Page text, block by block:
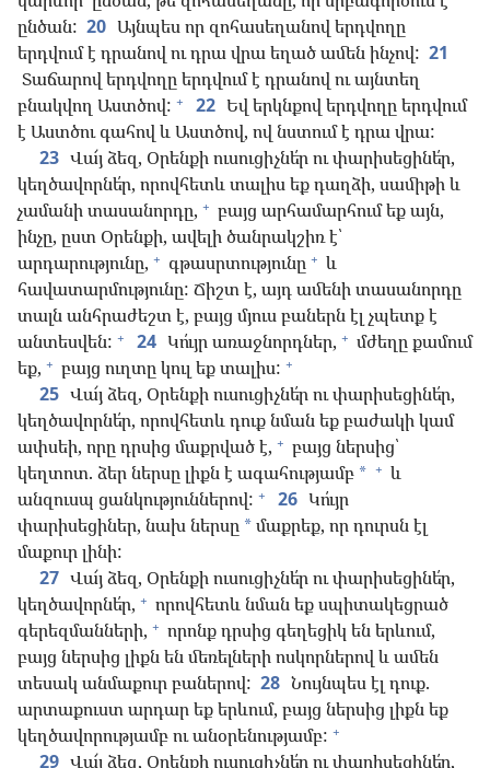
ընծան: 20 Այնպես որ զոհասեղանով երդվողը
երդվում է դրանով ու դրա վրա եղած ամեն ինչով: 21
Տաճարով երդվողը երդվում է դրանով ու այնտեղ
բնակվող Աստծով: + 22 Եվ երկնքով երդվողը երդվում
է Աստծու գահով և Աստծով, ով նստում է դրա վրա:
23 Վա՜յ ձեզ, Օրենքի ուսուցիչնե՛ր ու փարիսեցինե՛ր,
կեղծավորնե՛ր, որովհետև տալիս եք դաղձի, սամիթի և
չամանի տասանորդը, + բայց արհամարհում եք այն,
ինչը, ըստ Օրենքի, ավելի ծանրակշիռ է՝
արդարությունը, + գթասրտությունը + և
հավատարմությունը: Ճիշտ է, այդ ամենի տասանորդը
տալն անհրաժեշտ է, բայց մյուս բաներն էլ չպետք է
անտեսվեն: + 24 Կո՛ւյր առաջնորդներ, + մժեղը քամում
եք, + բայց ուղտը կուլ եք տալիս: +
25 Վա՜յ ձեզ, Օրենքի ուսուցիչնե՛ր ու փարիսեցինե՛ր,
կեղծավորնե՛ր, որովհետև դուք նման եք բաժակի կամ
ափսեի, որը դրսից մաքրված է, + բայց ներսից՝
կեղտոտ. ձեր ներսը լիքն է ագահությամբ * + և
անզուսպ ցանկություններով: + 26 Կո՛ւյր
փարիսեցիներ, նախ ներսը *մաքրեք, որ դուրսն էլ
մաքուր լինի:
27 Վա՜յ ձեզ, Օրենքի ուսուցիչնե՛ր ու փարիսեցինե՛ր,
կեղծավորնե՛ր, + որովհետև նման եք սպիտակեցրած
գերեզմանների, + որոնք դրսից գեղեցիկ են երևում,
բայց ներսից լիքն են մեռելների ոսկորներով և ամեն
տեսակ անմաքուր բաներով: 28 Նույնպես էլ դուք.
արտաքուստ արդար եք երևում, բայց ներսից լիքն եք
կեղծավորությամբ ու անօրենությամբ: +
29 Վա՜յ ձեզ, Օրենքի ուսուցիչնե՛ր ու փարիսեցինե՛ր,